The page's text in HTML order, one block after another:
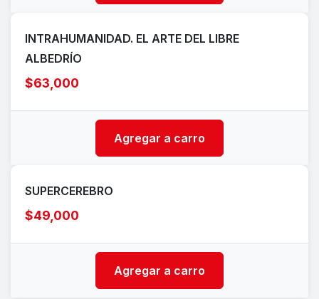
INTRAHUMANIDAD. EL ARTE DEL LIBRE
ALBEDRÍO
$63,000
Agregar a carro
SUPERCEREBRO
$49,000
Agregar a carro